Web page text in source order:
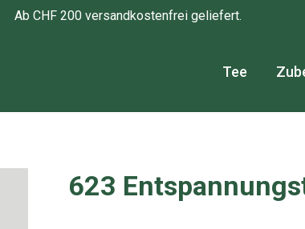
Ab CHF 200 versandkostenfrei geliefert.
Tee
623